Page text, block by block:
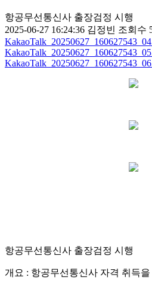
항공무선통신사 출장검정 시행
2025-06-27 16:24:36 김정빈 조회수
항공무선통신사 출장검정 시행
개요 : 항공무선통신사 자격 취득